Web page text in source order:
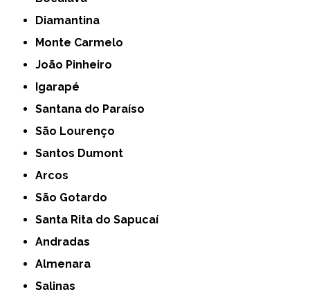
Diamantina
Monte Carmelo
João Pinheiro
Igarapé
Santana do Paraíso
São Lourenço
Santos Dumont
Arcos
São Gotardo
Santa Rita do Sapucaí
Andradas
Almenara
Salinas